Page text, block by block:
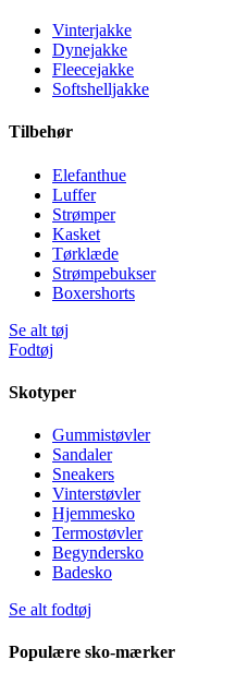
Vinterjakke
Dynejakke
Fleecejakke
Softshelljakke
Tilbehør
Elefanthue
Luffer
Strømper
Kasket
Tørklæde
Strømpebukser
Boxershorts
Se alt tøj
Fodtøj
Skotyper
Gummistøvler
Sandaler
Sneakers
Vinterstøvler
Hjemmesko
Termostøvler
Begyndersko
Badesko
Se alt fodtøj
Populære sko-mærker